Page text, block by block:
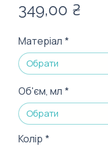
349,00 ₴
Матеріал *
Об'єм, мл *
Колір *